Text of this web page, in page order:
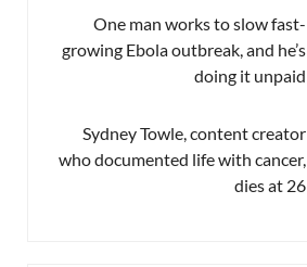
One man works to slow fast-
growing Ebola outbreak, and he’s
doing it unpaid
Sydney Towle, content creator
who documented life with cancer,
dies at 26